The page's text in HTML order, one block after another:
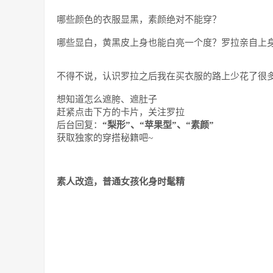
哪些颜色的衣服显黑，素颜绝对不能穿？
哪些显白，黄黑皮上身也能白亮一个度？罗拉亲自上
不得不说，认识罗拉之后我在买衣服的路上少花了很
想知道怎么遮胯、遮肚子
赶紧点击下方的卡片，关注罗拉
后台回复： “梨形”、“苹果型”、“素颜”
获取独家的穿搭秘籍吧~
素人改造，普通女孩化身时髦精